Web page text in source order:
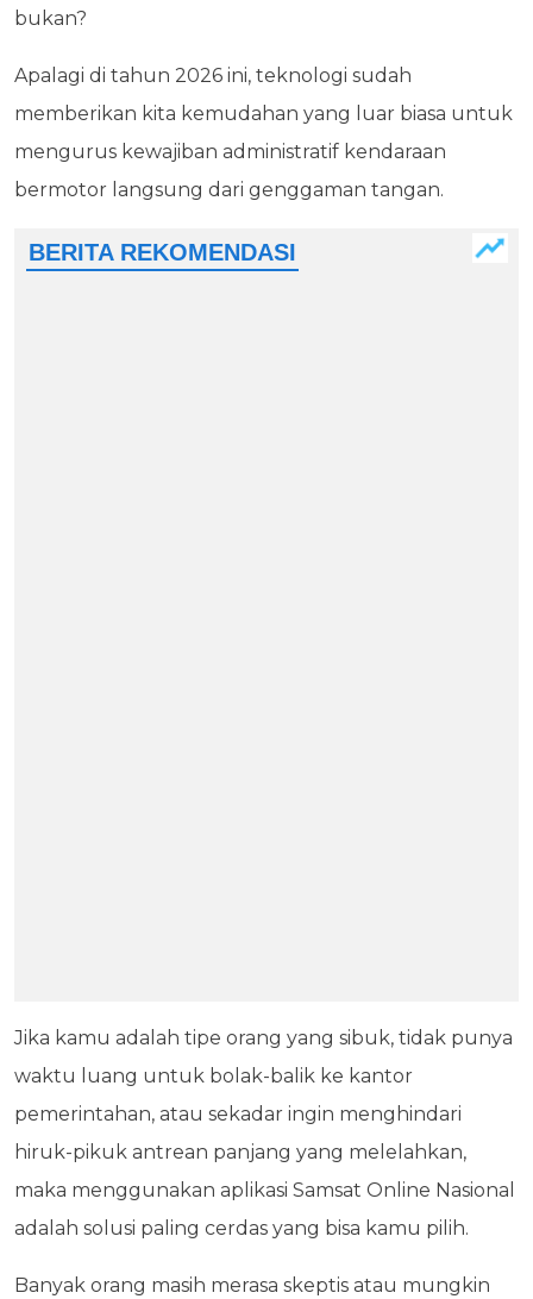
bukan?
Apalagi di tahun 2026 ini, teknologi sudah
memberikan kita kemudahan yang luar biasa untuk
mengurus kewajiban administratif kendaraan
bermotor langsung dari genggaman tangan.
Jika kamu adalah tipe orang yang sibuk, tidak punya
waktu luang untuk bolak-balik ke kantor
pemerintahan, atau sekadar ingin menghindari
hiruk-pikuk antrean panjang yang melelahkan,
maka menggunakan aplikasi Samsat Online Nasional
adalah solusi paling cerdas yang bisa kamu pilih.
Banyak orang masih merasa skeptis atau mungkin